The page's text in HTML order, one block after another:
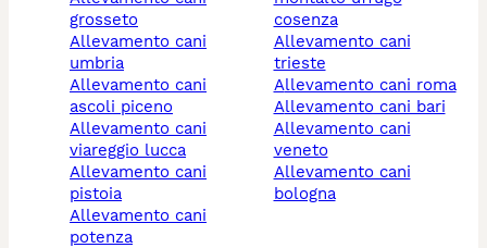
grosseto
allevamento cani
umbria
allevamento cani
ascoli piceno
allevamento cani
viareggio lucca
allevamento cani
pistoia
allevamento cani
potenza
cosenza
allevamento cani
trieste
allevamento cani roma
allevamento cani bari
allevamento cani
veneto
allevamento cani
bologna